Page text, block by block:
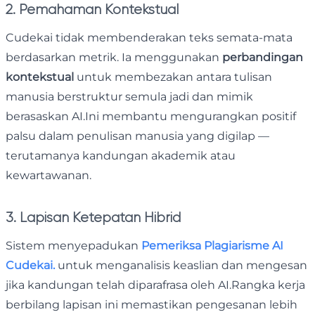
2. Pemahaman Kontekstual
Cudekai tidak membenderakan teks semata-mata
berdasarkan metrik. Ia menggunakan perbandingan
kontekstual untuk membezakan antara tulisan
manusia berstruktur semula jadi dan mimik
berasaskan AI.Ini membantu mengurangkan positif
palsu dalam penulisan manusia yang digilap —
terutamanya kandungan akademik atau
kewartawanan.
3. Lapisan Ketepatan Hibrid
Sistem menyepadukan Pemeriksa Plagiarisme AI
Cudekai. untuk menganalisis keaslian dan mengesan
jika kandungan telah diparafrasa oleh AI.Rangka kerja
berbilang lapisan ini memastikan pengesanan lebih